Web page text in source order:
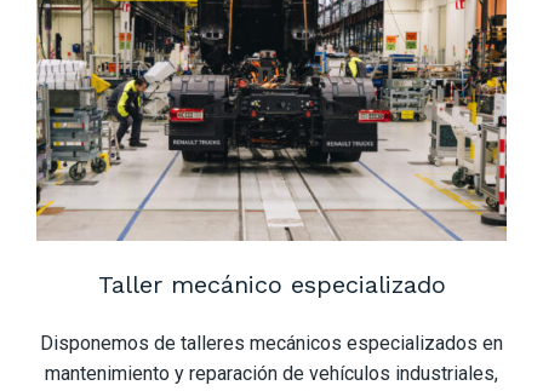
Taller mecánico especializado
Disponemos de talleres mecánicos especializados en
mantenimiento y reparación de vehículos industriales,